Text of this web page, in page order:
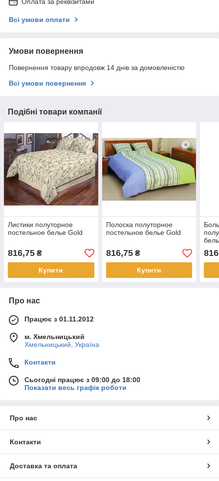
Всі умови оплати
Умови повернення
Повернення товару впродовж 14 днів за домовленістю
Всі умови повернення
Подібні товари компанії
Листики полуторное
постельное белье Gold
816,75 ₴
Купити
Полоска полуторное
постельное белье Gold
816,75₴
Купити
Про нас
Працює з 01.11.2012
м. Хмельницький
Хмельницький, Україна
Контакти
Сьогодні працює з 09:00 до 18:00
Показати весь графік роботи
Про нас
Контакти
Доставка та оплата